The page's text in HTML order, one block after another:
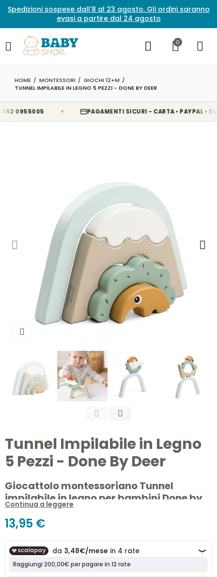
Spedizioni sospese dall'8 al 23 agosto. Gli ordini saranno
evasi a partire dal 24 agosto
0
HOME MONTESSORI
GIOCHI 12+M
TUNNEL IMPILABILE IN LEGNO 5 PEZZI - DONE BY DEER
0955005 PAGAMENTI SICURI - CARTA • PAYPAL •
Tunnel Impilabile in Legno
5 Pezzi - Done By Deer
Giocattolo montessoriano Tunnel
impilabile in legno per bambini Done by
Deer
Scopri il
ispirato almetodo Montessori. Un gioco educativo
multifunzionale che sviluppa creatività, logica e motricità.
Sicuro, ecologico e perfetto anche come
camerette
Continua a leggere
13,95 €